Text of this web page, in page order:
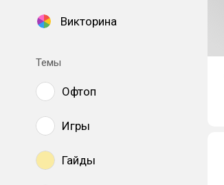
Викторина
Темы
Офтоп
Игры
Гайды